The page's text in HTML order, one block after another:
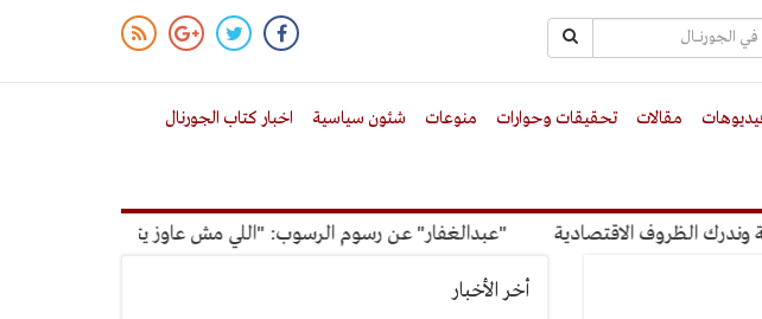
مقالات تحقيقات وحوارات منوعات شئون سياسية اخبار كتاب الجورنال
الظروف الاقتصادية "عبدالغفار" عن رسوم الرسوب: "اللي مش عاوز يتعلم ملوش مجانية"
أخر الأخبار